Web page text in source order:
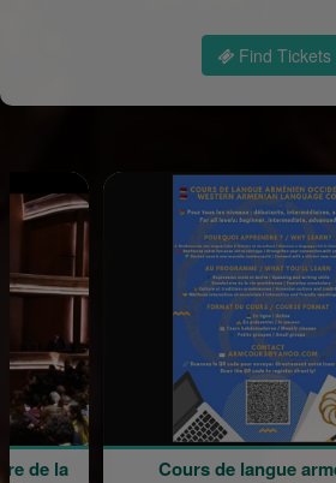
Find Tickets
de langue arménien